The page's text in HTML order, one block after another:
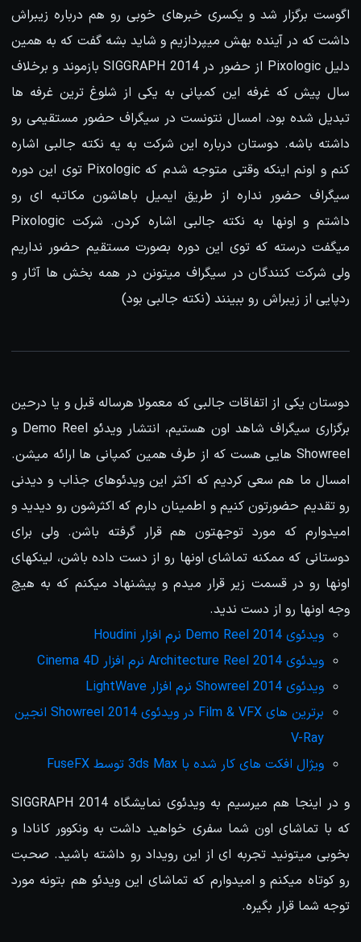
اگوست برگزار شد و یکسری خبرهای خوبی رو هم درباره زیبراش
داشت که در آینده بهش میپردازیم و شاید بشه گفت که به همین
دلیل Pixologic از حضور در SIGGRAPH 2014 بازموند و برخلاف
سال پیش که غرفه این کمپانی به یکی از شلوغ ترین غرفه ها
تبدیل شده بود، امسال نتونست در سیگراف حضور مستقیمی رو
داشته باشه. دوستان درباره این شرکت به یه نکته جالبی اشاره
کنم و اونم اینکه وقتی متوجه شدم که Pixologic توی این دوره
سیگراف حضور نداره از طریق ایمیل باهاشون مکاتبه ای رو
داشتم و اونها به نکته جالبی اشاره کردن. شرکت Pixologic
میگفت درسته که توی این دوره بصورت مستقیم حضور نداریم
ولی شرکت کنندگان در سیگراف میتونن در همه بخش ها آثار و
ردپایی از زیبراش رو ببینند (نکته جالبی بود)
دوستان یکی از اتفاقات جالبی که معمولا هرساله قبل و یا درحین
برگزاری سیگراف شاهد اون هستیم، انتشار ویدئو Demo Reel و
Showreel هایی هست که از طرف همین کمپانی ها ارائه میشن.
امسال ما هم سعی کردیم که اکثر این ویدئوهای جذاب و دیدنی
رو تقدیم حضورتون کنیم و اطمینان دارم که اکثرشون رو دیدید و
امیدوارم که مورد توجهتون هم قرار گرفته باشن. ولی برای
دوستانی که ممکنه تماشای اونها رو از دست داده باشن، لینکهای
اونها رو در قسمت زیر قرار میدم و پیشنهاد میکنم که به هیچ
وجه اونها رو از دست ندید.
ویدئوی Demo Reel 2014 نرم افزار Houdini
ویدئوی Architecture Reel 2014 نرم افزار Cinema 4D
ویدئوی Showreel 2014 نرم افزار LightWave
برترین های Film & VFX در ویدئوی Showreel 2014 انجین
V-Ray
ویژال افکت های کار شده با 3ds Max توسط FuseFX
و در اینجا هم میرسیم به ویدئوی نمایشگاه SIGGRAPH 2014
که با تماشای اون شما سفری خواهید داشت به ونکوور کانادا و
بخوبی میتونید تجربه ای از این رویداد رو داشته باشید. صحبت
رو کوتاه میکنم و امیدوارم که تماشای این ویدئو هم بتونه مورد
توجه شما قرار بگیره.